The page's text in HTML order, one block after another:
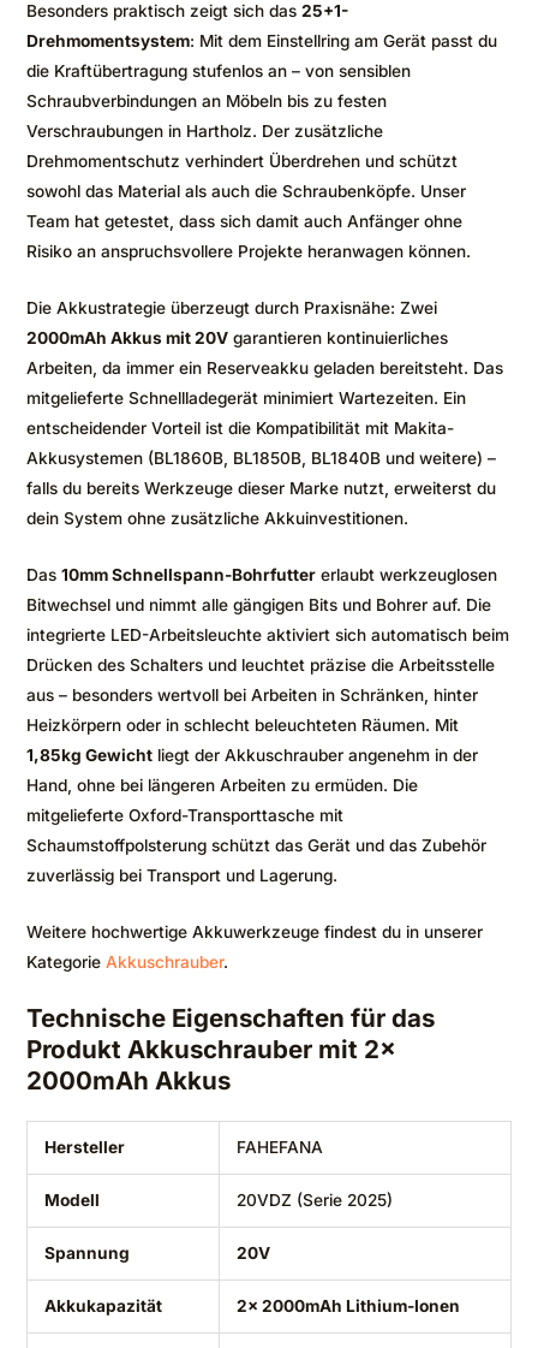
Besonders praktisch zeigt sich das 25+1-
Drehmomentsystem: Mit dem Einstellring am Gerät passt du
die Kraftübertragung stufenlos an – von sensiblen
Schraubverbindungen an Möbeln bis zu festen
Verschraubungen in Hartholz. Der zusätzliche
Drehmomentschutz verhindert Überdrehen und schützt
sowohl das Material als auch die Schraubenköpfe. Unser
Team hat getestet, dass sich damit auch Anfänger ohne
Risiko an anspruchsvollere Projekte heranwagen können.
Die Akkustrategie überzeugt durch Praxisnähe: Zwei
2000mAh Akkus mit 20V garantieren kontinuierliches
Arbeiten, da immer ein Reserveakku geladen bereitsteht. Das
mitgelieferte Schnellladegerät minimiert Wartezeiten. Ein
entscheidender Vorteil ist die Kompatibilität mit Makita-
Akkusystemen (BL1860B, BL1850B, BL1840B und weitere) –
falls du bereits Werkzeuge dieser Marke nutzt, erweiterst du
dein System ohne zusätzliche Akkuinvestitionen.
Das 10mm Schnellspann-Bohrfutter erlaubt werkzeuglosen
Bitwechsel und nimmt alle gängigen Bits und Bohrer auf. Die
integrierte LED-Arbeitsleuchte aktiviert sich automatisch beim
Drücken des Schalters und leuchtet präzise die Arbeitsstelle
aus – besonders wertvoll bei Arbeiten in Schränken, hinter
Heizkörpern oder in schlecht beleuchteten Räumen. Mit
1,85kg Gewicht liegt der Akkuschrauber angenehm in der
Hand, ohne bei längeren Arbeiten zu ermüden. Die
mitgelieferte Oxford-Transporttasche mit
Schaumstoffpolsterung schützt das Gerät und das Zubehör
zuverlässig bei Transport und Lagerung.
Weitere hochwertige Akkuwerkzeuge findest du in unserer
Kategorie Akkuschrauber.
Technische Eigenschaften für das
Produkt Akkuschrauber mit 2x
2000mAh Akkus
Hersteller FAHEFANA
Modell 20VDZ (Serie 2025)
Spannung 20V
Akkukapazität 2x 2000mAh Lithium-Ionen